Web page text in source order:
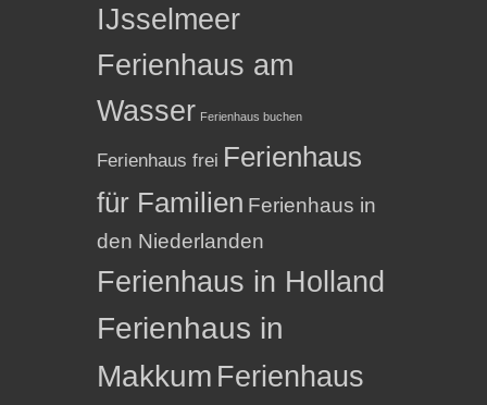
IJsselmeer
Ferienhaus am
Wasser Ferienhaus buchen
Ferienhaus frei Ferienhaus
für Familien Ferienhaus in
den Niederlanden
Ferienhaus in Holland
Ferienhaus in
Makkum Ferienhaus